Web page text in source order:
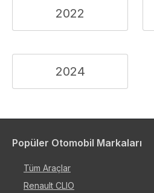
2022
2024
Popüler Otomobil Markaları
Tüm Araçlar
Renault CLIO